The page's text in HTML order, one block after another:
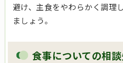
避け、主食をやわらかく調理
ましょう。
食事についての相